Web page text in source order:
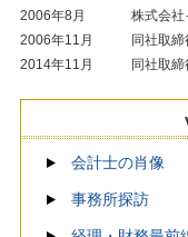
2006年8月
株式会社
2006年11月
同社取
2014年11月
同社取
会計士の肖像
事務所探訪